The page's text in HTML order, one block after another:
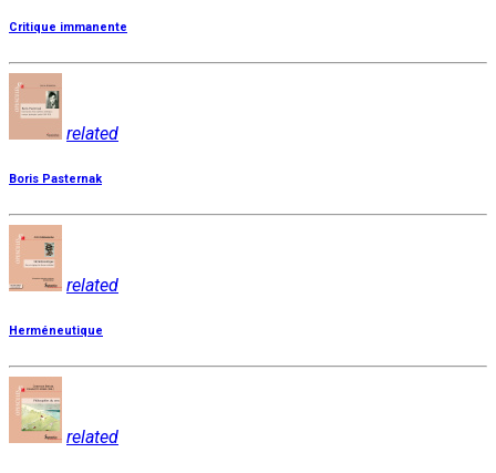
Critique immanente
related
Boris Pasternak
related
Herméneutique
related